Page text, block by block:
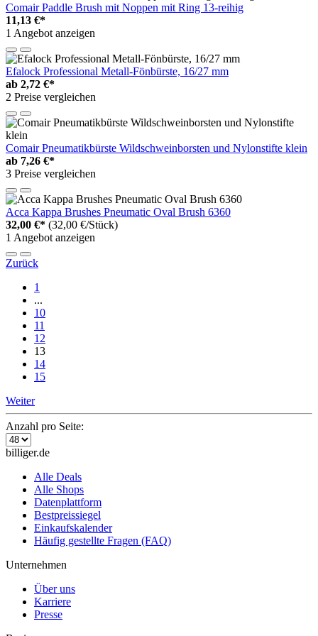
Comair Paddle Brush mit Noppen mit Ring 13-reihig
11,13 €*
1 Angebot anzeigen
Efalock Professional Metall-Fönbürste, 16/27 mm
ab 2,72 €*
2 Preise vergleichen
Comair Pneumatikbürste Wildschweinborsten und Nylonstifte klein
ab 7,26 €*
3 Preise vergleichen
Acca Kappa Brushes Pneumatic Oval Brush 6360
32,00 €* (32,00 €/Stück)
1 Angebot anzeigen
Zurück
1
...
10
11
12
13
14
15
Weiter
Anzahl pro Seite:
billiger.de
Alle Deals
Alle Shops
Datenplattform
Bestpreissiegel
Einkaufskalender
Häufig gestellte Fragen (FAQ)
Unternehmen
Über uns
Karriere
Presse